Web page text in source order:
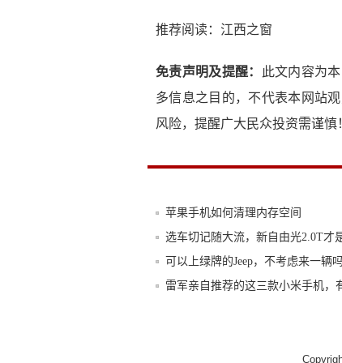
推荐阅读： 江西之窗
免责声明及提醒：
此文内容为
多信息之目的，不代表本网站
风险，提醒广大民众投资需谨慎
苹果手机如何清理内存空间
选车切记随大流，新自由光2.0T才
可以上绿牌的Jeep，不考虑来一辆吗
雷军亲自推荐的这三款小米手机，